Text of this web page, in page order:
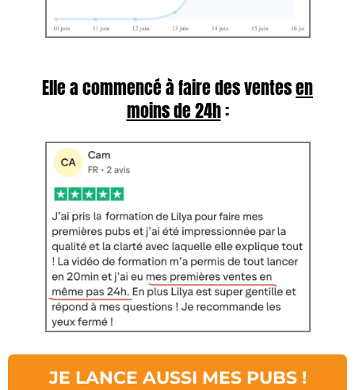
Elle a commencé à faire des ventesen
moins de 24h:
JE LANCE AUSSI MES PUBS !